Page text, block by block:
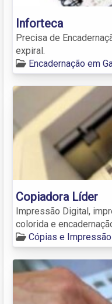
Inforteca
Precisa de
expiral.
Encadernação em
Copiadora Líder
Impressão Digital,
colorida e
Cópias e Impressão